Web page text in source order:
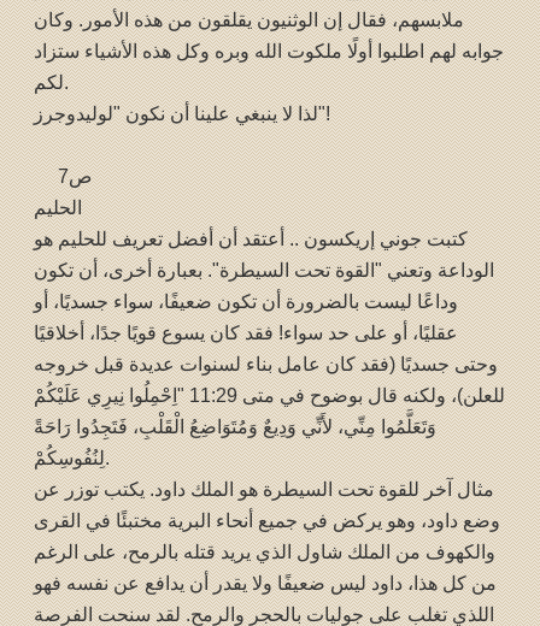
ملابسهم، فقال إن الوثنيون يقلقون من هذه الأمور. وكان
جوابه لهم اطلبوا أولًا ملكوت الله وبره وكل هذه الأشياء ستزاد
لكم.
لذا لا ينبغي علينا أن نكون "لوليدوجرز"!
ص7
الحليم
كتبت جوني إريكسون .. أعتقد أن أفضل تعريف للحليم هو
الوداعة وتعني "القوة تحت السيطرة". بعبارة أخرى، أن تكون
وداعًا ليست بالضرورة أن تكون ضعيفًا، سواء جسديًا، أو
عقليًا، أو على حد سواء! فقد كان يسوع قويًا جدًا، أخلاقيًا
وحتى جسديًا (فقد كان عامل بناء لسنوات عديدة قبل خروجه
للعلن)، ولكنه قال بوضوح في متى 11:29 "اِحْمِلُوا نِيرِي عَلَيْكُمْ
وَتَعَلَّمُوا مِنِّي، لأَنِّي وَدِيعٌ وَمُتَوَاضِعُ الْقَلْبِ، فَتَجِدُوا رَاحَةً
لِنُفُوسِكُمْ.
مثال آخر للقوة تحت السيطرة هو الملك داود. يكتب توزر عن
وضع داود، وهو يركض في جميع أنحاء البرية مختبئًا في القرى
والكهوف من الملك شاول الذي يريد قتله بالرمح، على الرغم
من كل هذا، داود ليس ضعيفًا ولا يقدر أن يدافع عن نفسه فهو
اللذي تغلب على جوليات بالحجر والرمح. لقد سنحت الفرصة